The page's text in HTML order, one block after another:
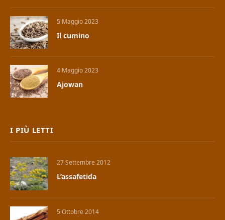
5 Maggio 2023
Il cumino
4 Maggio 2023
Ajowan
I PIÙ LETTI
27 Settembre 2012
L’assafetida
5 Ottobre 2014